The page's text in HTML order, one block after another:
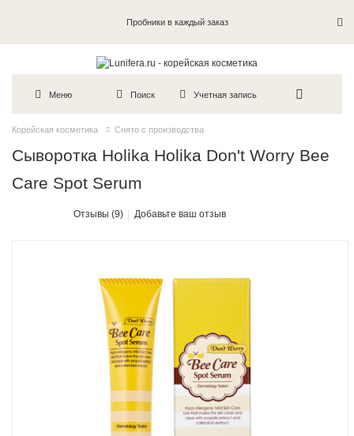
Пробники в каждый заказ
Меню Поиск Учетная запись
Корейская косметика Снято с производства
Сыворотка Holika Holika Don't Worry Bee
Care Spot Serum
Отзывы (9) Добавьте ваш отзыв